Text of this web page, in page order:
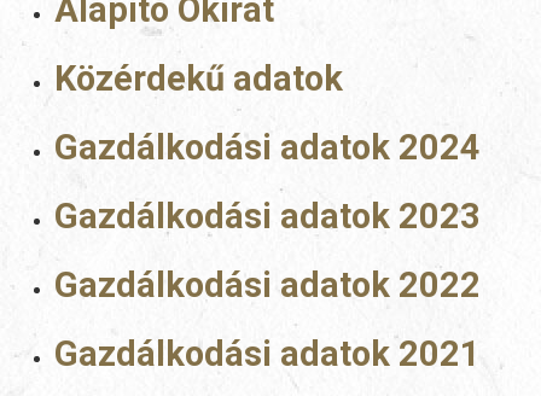
Alapító Okirat
Közérdekű adatok
Gazdálkodási adatok 2024
Gazdálkodási adatok 2023
Gazdálkodási adatok 2022
Gazdálkodási adatok 2021